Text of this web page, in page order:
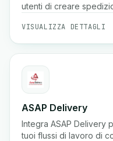
utenti di creare
VISUALIZZA DETTAGLI
ASAP Delivery
Integra ASAP Delivery
tuoi flussi di lavoro di